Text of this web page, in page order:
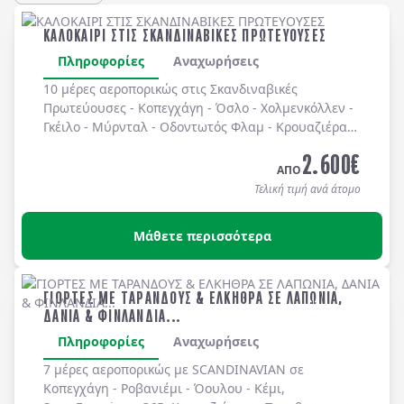
ΚΑΛΟΚΑΙΡΙ ΣΤΙΣ ΣΚΑΝΔΙΝΑΒΙΚΕΣ ΠΡΩΤΕΥΟΥΣΕΣ
Πληροφορίες
Αναχωρήσεις
10 μέρες αεροπορικώς στις Σκανδιναβικές
Πρωτεύουσες - Κοπεγχάγη - Όσλο - Χολμενκόλλεν -
Γκέιλο - Μύρνταλ - Οδοντωτός Φλαμ - Κρουαζιέρα
Μπέργκεν - Στοκχόλμη - Ελσίνκι. Διαμονή
σε επιλεγμένα ξενοδοχεία 3* & 4* με πρωινό
ΑΠΟ2.600€
Τελική τιμή ανά άτομο
Μάθετε περισσότερα
ΓΙΟΡΤΕΣ ΜΕ ΤΑΡΑΝΔΟΥΣ & ΕΛΚΗΘΡΑ ΣΕ ΛΑΠΩΝΙΑ,
ΔΑΝΙΑ & ΦΙΝΛΑΝΔΙΑ...
Πληροφορίες
Αναχωρήσεις
7 μέρες αεροπορικώς με SCANDINAVIAN σε
Κοπεγχάγη - Ροβανιέμι - Όoυλου - Κέμι,